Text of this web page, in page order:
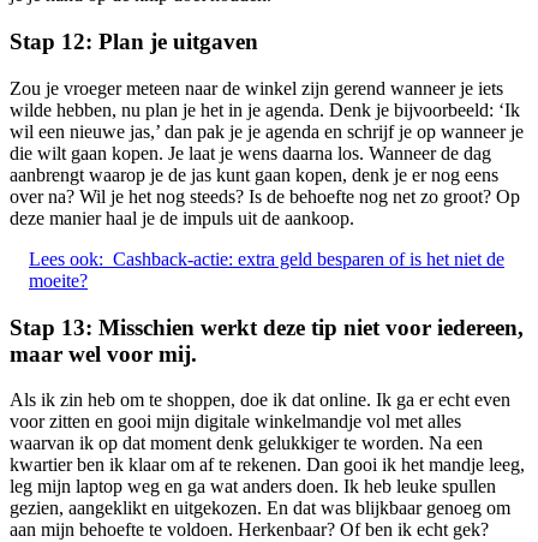
Stap 12: Plan je uitgaven
Zou je vroeger meteen naar de winkel zijn gerend wanneer je iets
wilde hebben, nu plan je het in je agenda. Denk je bijvoorbeeld: ‘Ik
wil een nieuwe jas,’ dan pak je je agenda en schrijf je op wanneer je
die wilt gaan kopen. Je laat je wens daarna los. Wanneer de dag
aanbrengt waarop je de jas kunt gaan kopen, denk je er nog eens
over na? Wil je het nog steeds? Is de behoefte nog net zo groot? Op
deze manier haal je de impuls uit de aankoop.
Lees ook: Cashback-actie: extra geld besparen of is het niet de
moeite?
Stap 13: Misschien werkt deze tip niet voor iedereen,
maar wel voor mij.
Als ik zin heb om te shoppen, doe ik dat online. Ik ga er echt even
voor zitten en gooi mijn digitale winkelmandje vol met alles
waarvan ik op dat moment denk gelukkiger te worden. Na een
kwartier ben ik klaar om af te rekenen. Dan gooi ik het mandje leeg,
leg mijn laptop weg en ga wat anders doen. Ik heb leuke spullen
gezien, aangeklikt en uitgekozen. En dat was blijkbaar genoeg om
aan mijn behoefte te voldoen. Herkenbaar? Of ben ik echt gek?